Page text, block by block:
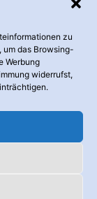
zu
um das Browsing-
Werbung
widerrufst,
AG. Diese
wir diesen
Menschen den